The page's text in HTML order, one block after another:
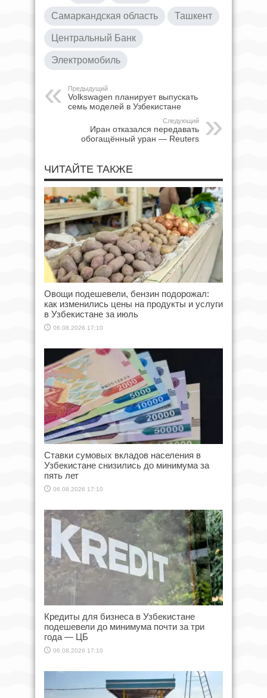
Самаркандская область Ташкент
Центральный Банк
Электромобиль
Предыдущий
Volkswagen планирует выпускать
семь моделей в Узбекистане
Следующий
Иран отказался передавать
обогащённый уран — Reuters
ЧИТАЙТЕ ТАКЖЕ
Овощи подешевели, бензин подорожал:
как изменились цены на продукты и услуги
в Узбекистане за июль
06.08.2026 17:10
Ставки сумовых вкладов населения в
Узбекистане снизились до минимума за
пять лет
06.08.2026 17:10
Кредиты для бизнеса в Узбекистане
подешевели до минимума почти за три
года — ЦБ
06.08.2026 17:10